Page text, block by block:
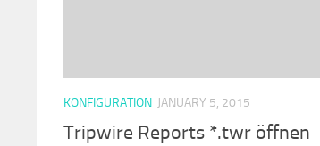
KONFIGURATION JANUARY 5, 2015
Tripwire Reports *.twr öffnen